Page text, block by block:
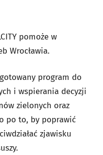
pomoże w
Wrocławia.
program do
i wspierania decyzji
zielonych oraz
po to, by poprawić
zjawisku